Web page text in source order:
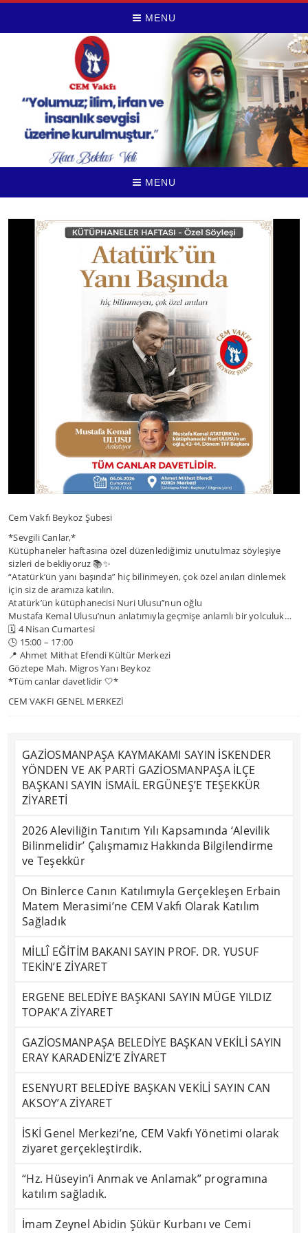
MENU
MENU
Cem Vakfı Beykoz Şubesi
*Sevgili Canlar,*
Kütüphaneler haftasına özel düzenlediğimiz unutulmaz söyleşiye
sizleri de bekliyoruz 📚✨
“Atatürk’ün yanı başında” hiç bilinmeyen, çok özel anıları dinlemek
için siz de aramıza katılın.
Atatürk’ün kütüphanecisi Nuri Ulusu’’nun oğlu
Mustafa Kemal Ulusu’nun anlatımıyla geçmişe anlamlı bir yolculuk…
🗓 4 Nisan Cumartesi
🕒 15:00 – 17:00
📍 Ahmet Mithat Efendi Kültür Merkezi
Göztepe Mah. Migros Yanı Beykoz
*Tüm canlar davetlidir 🤍*
CEM VAKFI GENEL MERKEZİ
GAZİOSMANPAŞA KAYMAKAMI SAYIN İSKENDER
YÖNDEN VE AK PARTİ GAZİOSMANPAŞA İLÇE
BAŞKANI SAYIN İSMAİL ERGÜNEŞ’E TEŞEKKÜR
ZİYARETİ
2026 Aleviliğin Tanıtım Yılı Kapsamında ‘Alevilik
Bilinmelidir’ Çalışmamız Hakkında Bilgilendirme
ve Teşekkür
On Binlerce Canın Katılımıyla Gerçekleşen Erbain
Matem Merasimi’ne CEM Vakfı Olarak Katılım
Sağladık
MİLLÎ EĞİTİM BAKANI SAYIN PROF. DR. YUSUF
TEKİN’E ZİYARET
ERGENE BELEDİYE BAŞKANI SAYIN MÜGE YILDIZ
TOPAK’A ZİYARET
GAZİOSMANPAŞA BELEDİYE BAŞKAN VEKİLİ SAYIN
ERAY KARADENİZ’E ZİYARET
ESENYURT BELEDİYE BAŞKAN VEKİLİ SAYIN CAN
AKSOY’A ZİYARET
İSKİ Genel Merkezi’ne, CEM Vakfı Yönetimi olarak
ziyaret gerçekleştirdik.
“Hz. Hüseyin’i Anmak ve Anlamak” programına
katılım sağladık.
İmam Zeynel Abidin Şükür Kurbanı ve Cemi